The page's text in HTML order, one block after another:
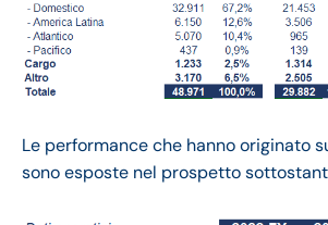
Le performance che hanno originato
sono esposte nel prospetto